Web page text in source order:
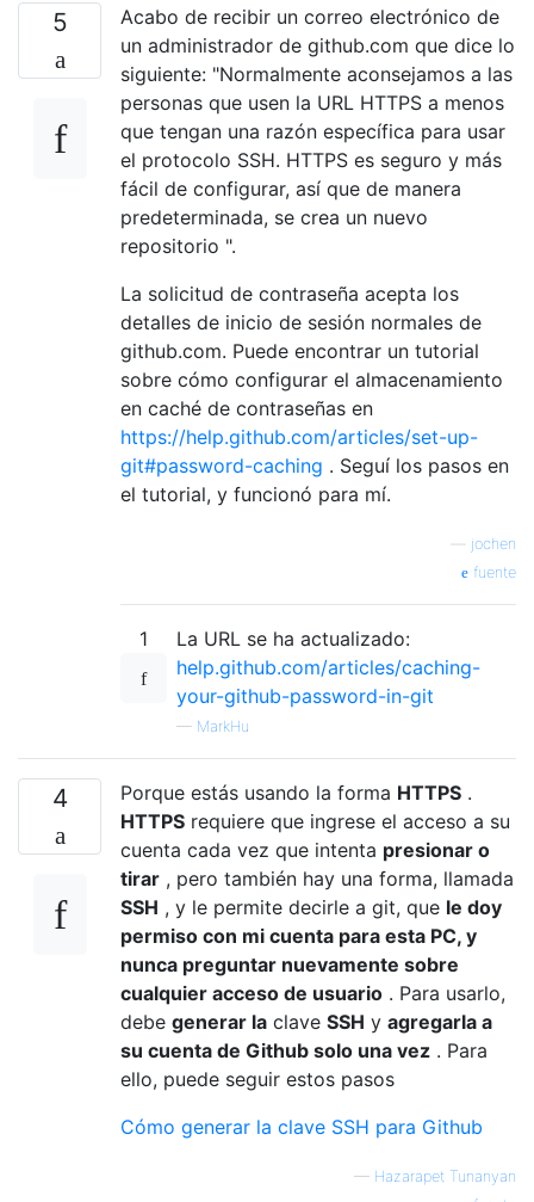
5
Acabo de recibir un correo electrónico de
un administrador de github.com que dice lo
siguiente: "Normalmente aconsejamos a las
personas que usen la URL HTTPS a menos
que tengan una razón específica para usar
el protocolo SSH. HTTPS es seguro y más
fácil de configurar, así que de manera
predeterminada, se crea un nuevo
repositorio ".
La solicitud de contraseña acepta los
detalles de inicio de sesión normales de
github.com. Puede encontrar un tutorial
sobre cómo configurar el almacenamiento
en caché de contraseñas en
https://help.github.com/articles/set-up-
git#password-caching . Seguí los pasos en
el tutorial, y funcionó para mí.
jochen
fuente
1
La URL se ha actualizado:
help.github.com/articles/caching-
your-github-password-in-git
— MarkHu
4 Porque estás usando la forma HTTPS .
HTTPS requiere que ingrese el acceso a su
cuenta cada vez que intenta presionar o
tirar , pero también hay una forma, llamada
SSH , y le permite decirle a git, que le doy
permiso con mi cuenta para esta PC, y
nunca preguntar nuevamente sobre
cualquier acceso de usuario . Para usarlo,
debe generar la clave SSH y agregarla a
su cuenta de Github solo una vez . Para
ello, puede seguir estos pasos
Cómo generar la clave SSH para Github
— Hazarapet Tunanyan